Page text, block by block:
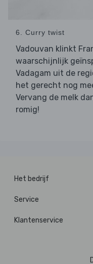
6. Curry twist
Vadouvan klinkt
waarschijnlijk
Vadagam uit de
het gerecht nog
Vervang de melk
romig!
Het bedrijf
Service
Klantenservice